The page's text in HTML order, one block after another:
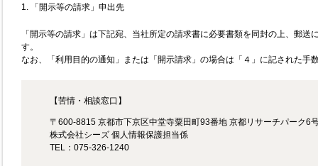
1. 「開示等の請求」申出先
「開示等の請求」は下記宛、当社所定の請求書に必要書類を同封の上、郵送
す。
なお、「利用目的の通知」または「開示請求」の場合は「４」に記された手
【苦情・相談窓口】
〒600-8815 京都市下京区中堂寺粟田町93番地 京都リサーチパーク6
株式会社シーズ 個人情報保護担当係
TEL：075-326-1240